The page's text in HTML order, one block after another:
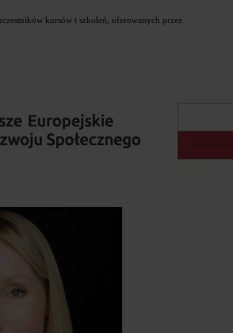
kursów i szkoleń, oferowanych przez